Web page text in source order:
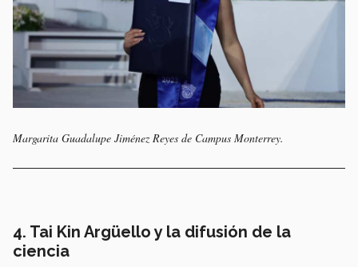
Margarita Guadalupe Jiménez Reyes de Campus Monterrey.
4. Tai Kin Argüello y la difusión de la
ciencia